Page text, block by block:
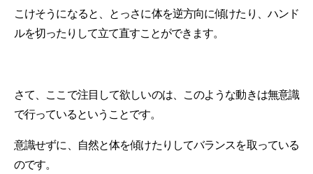
こけそうになると、とっさに体を逆方向に傾けたり、ハンド
ルを切ったりして立て直すことができます。
さて、ここで注目して欲しいのは、このような動きは無意識
で行っているということです。
意識せずに、自然と体を傾けたりしてバランスを取っている
のです。